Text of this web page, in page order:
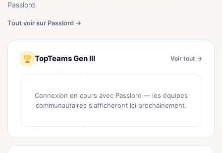
Passlord.
Tout voir sur Passlord →
TopTeams Gen III Voir tout →
Connexion en cours avec Passlord — les équipes
communautaires s'afficheront ici prochainement.